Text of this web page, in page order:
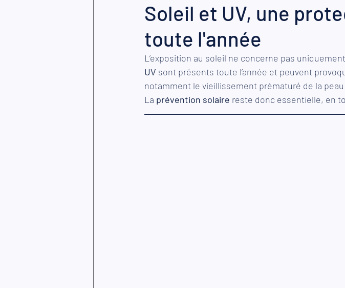
Soleil et UV, une
toute l'année
L’exposition au soleil ne concerne pas
UV sont présents toute l’année et peuvent
notamment le vieillissement prématuré de la
La prévention solaire reste donc essentielle, en